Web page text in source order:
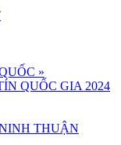
»
QUỐC GIA 2024
THUẬN